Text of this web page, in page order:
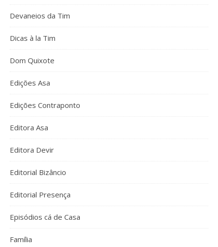
Devaneios da Tim
Dicas à la Tim
Dom Quixote
Edições Asa
Edições Contraponto
Editora Asa
Editora Devir
Editorial Bizâncio
Editorial Presença
Episódios cá de Casa
Família